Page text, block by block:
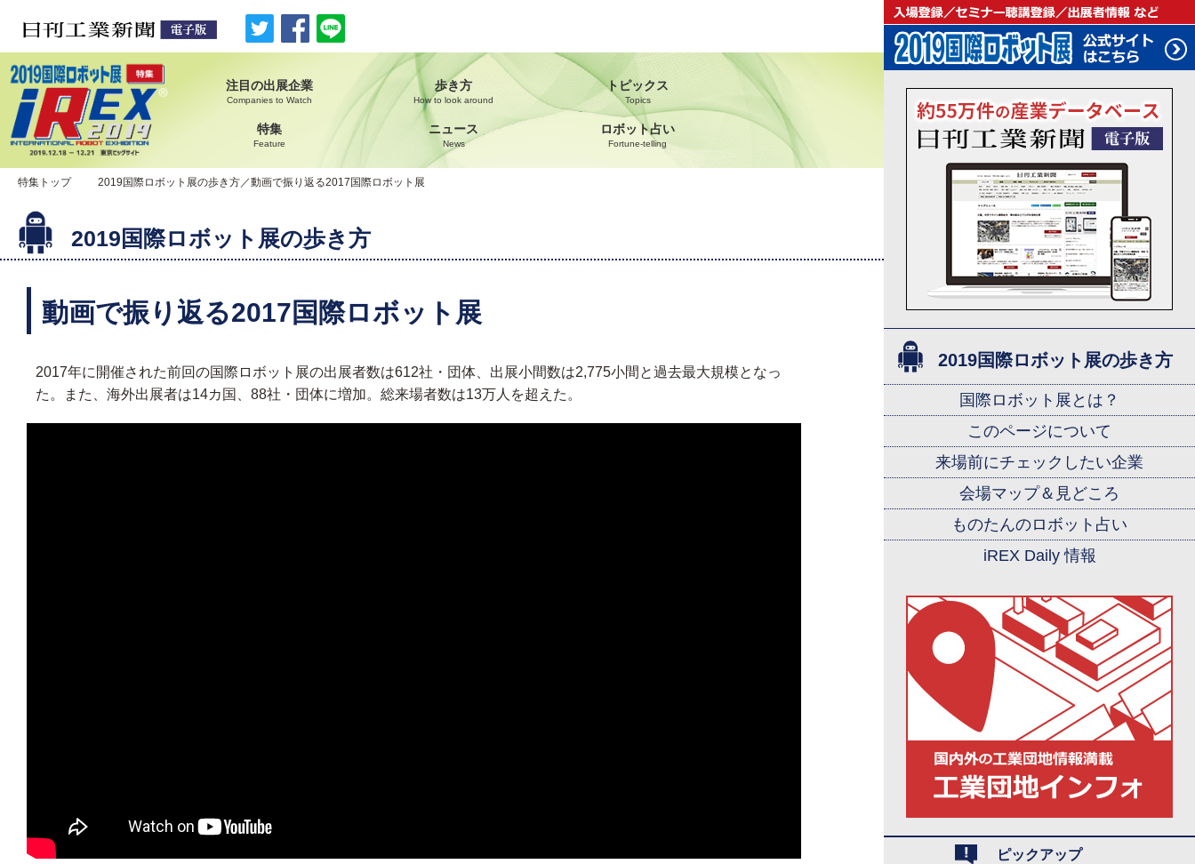
注目の出展企業
Companies to Watch
歩き方
How to look around
トピックス
Topics
特集
Feature
ニュース
News
ロボット占い
Fortune‐telling
特集トップ 2019国際ロボット展の歩き方／動画で振り返る2017国際ロボット展
2019国際ロボット展の歩き方
動画で振り返る2017国際ロボット展
2017年に開催された前回の国際ロボット展の出展者数は612社・団体、出展小間数は2,775小間と過去最大規模となっ
た。また、海外出展者は14カ国、88社・団体に増加。総来場者数は13万人を超えた。
2019国際ロボット展の歩き方
国際ロボット展とは？
このページについて
来場前にチェックしたい企業
会場マップ＆見どころ
ものたんのロボット占い
iREX Daily 情報
ピックアップ